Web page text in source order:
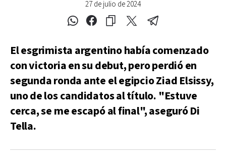
27 de julio de 2024
El esgrimista argentino había comenzado
con victoria en su debut, pero perdió en
segunda ronda ante el egipcio Ziad Elsissy,
uno de los candidatos al título. "Estuve
cerca, se me escapó al final", aseguró Di
Tella.